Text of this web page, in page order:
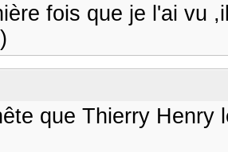
fois que je l'ai vu
que Thierry Henry